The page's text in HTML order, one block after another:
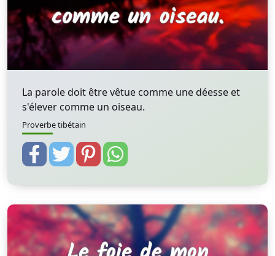
La parole doit être vêtue comme une déesse et
s'élever comme un oiseau.
Proverbe tibétain